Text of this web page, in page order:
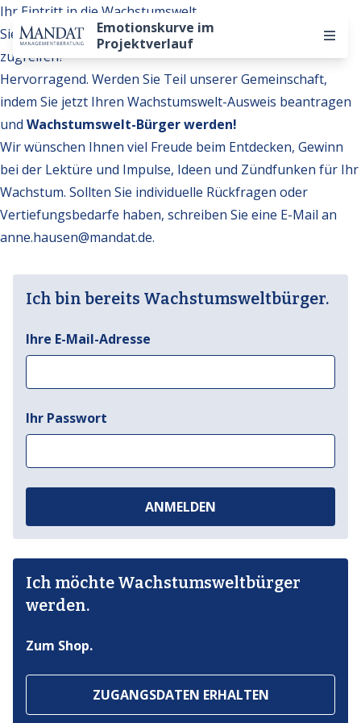
Emotionskurve im
Projektverlauf
Ihr Eintritt in die Wachstumswelt
Sie möchten auf weitere Inhalte der Wachstumswelt
zugreifen?
Hervorragend. Werden Sie Teil unserer Gemeinschaft,
indem Sie jetzt Ihren Wachstumswelt-Ausweis beantragen
und Wachstumswelt-Bürger werden!
Wir wünschen Ihnen viel Freude beim Entdecken, Gewinn
bei der Lektüre und Impulse, Ideen und Zündfunken für Ihr
Wachstum. Sollten Sie individuelle Rückfragen oder
Vertiefungsbedarfe haben, schreiben Sie eine E-Mail an
anne.hausen@mandat.de.
Ich bin bereits Wachstumsweltbürger.
Ihre E-Mail-Adresse
Ihr Passwort
ANMELDEN
Ich möchte Wachstumsweltbürger
werden.
Zum Shop.
ZUGANGSDATEN ERHALTEN